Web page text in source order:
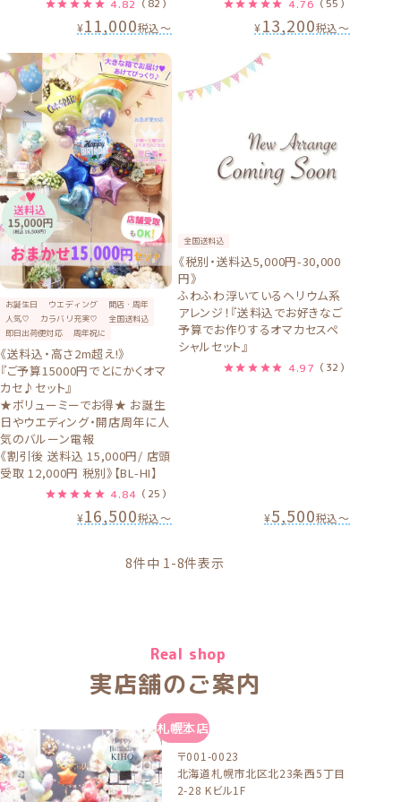
4.82 （82）
¥11,000税込〜
4.76 （55）
¥13,200税込〜
お誕生日 ウエディング
開店・周年
人気♡
カラバリ充実♡
全国送料込
即日出荷便対応
周年祝に
《送料込・高さ2m超え!》
『ご予算15000円でとにかくオマ
カセ♪セット』
★ボリューミーでお得★ お誕生
日やウエディング・開店周年に人
気のバルーン電報
《割引後 送料込 15,000円/ 店頭
受取 12,000円 税別》【BL-HI】
4.84 （25）
¥16,500税込〜
全国送料込
《税別・送料込5,000円-30,000
円》
ふわふわ浮いているヘリウム系
アレンジ！『送料込でお好きなご
予算でお作りするオマカセスペ
シャルセット』
4.97 （32）
¥5,500税込〜
8件中 1-8件表示
Real shop
実店舗のご案内
札幌本店
〒001-0023
北海道札幌市北区北23条西5丁目
2-28 Kビル1F